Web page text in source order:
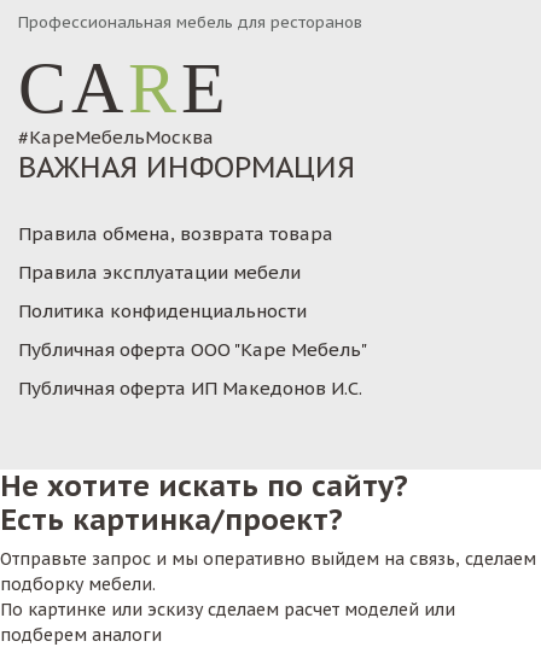
Профессиональная мебель для ресторанов
CARE
#КареМебельМосква
ВАЖНАЯ ИНФОРМАЦИЯ
Правила обмена, возврата товара
Правила эксплуатации мебели
Политика конфиденциальности
Публичная оферта ООО "Каре Мебель"
Публичная оферта ИП Македонов И.С.
Не хотите искать по сайту?
Есть картинка/проект?
Отправьте запрос и мы оперативно выйдем на связь, сделаем
подборку мебели.
По картинке или эскизу сделаем расчет моделей или
подберем аналоги